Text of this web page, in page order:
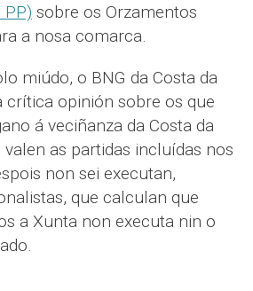
PP) sobre os Orzamentos
a nosa comarca.
miúdo, o BNG da Costa da
crítica opinión sobre os que
á veciñanza da Costa da
as partidas incluídas nos
non sei executan,
que calculan que
a Xunta non executa nin o